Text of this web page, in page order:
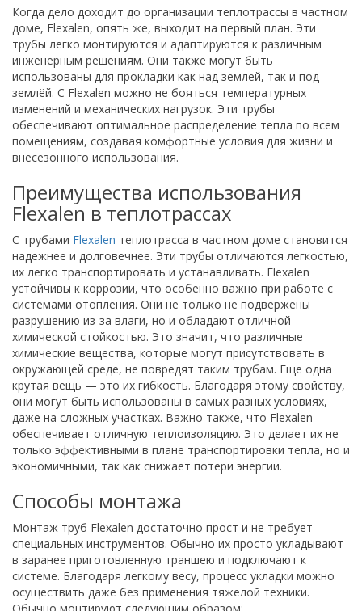
Когда дело доходит до организации теплотрассы в частном
доме, Flexalen, опять же, выходит на первый план. Эти
трубы легко монтируются и адаптируются к различным
инженерным решениям. Они также могут быть
использованы для прокладки как над землей, так и под
землёй. С Flexalen можно не бояться температурных
изменений и механических нагрузок. Эти трубы
обеспечивают оптимальное распределение тепла по всем
помещениям, создавая комфортные условия для жизни и
внесезонного использования.
Преимущества использования
Flexalen в теплотрассах
С трубами Flexalen теплотрасса в частном доме становится
надежнее и долговечнее. Эти трубы отличаются легкостью,
их легко транспортировать и устанавливать. Flexalen
устойчивы к коррозии, что особенно важно при работе с
системами отопления. Они не только не подвержены
разрушению из-за влаги, но и обладают отличной
химической стойкостью. Это значит, что различные
химические вещества, которые могут присутствовать в
окружающей среде, не повредят таким трубам. Еще одна
крутая вещь — это их гибкость. Благодаря этому свойству,
они могут быть использованы в самых разных условиях,
даже на сложных участках. Важно также, что Flexalen
обеспечивает отличную теплоизоляцию. Это делает их не
только эффективными в плане транспортировки тепла, но и
экономичными, так как снижает потери энергии.
Способы монтажа
Монтаж труб Flexalen достаточно прост и не требует
специальных инструментов. Обычно их просто укладывают
в заранее приготовленную траншею и подключают к
системе. Благодаря легкому весу, процесс укладки можно
осуществить даже без применения тяжелой техники.